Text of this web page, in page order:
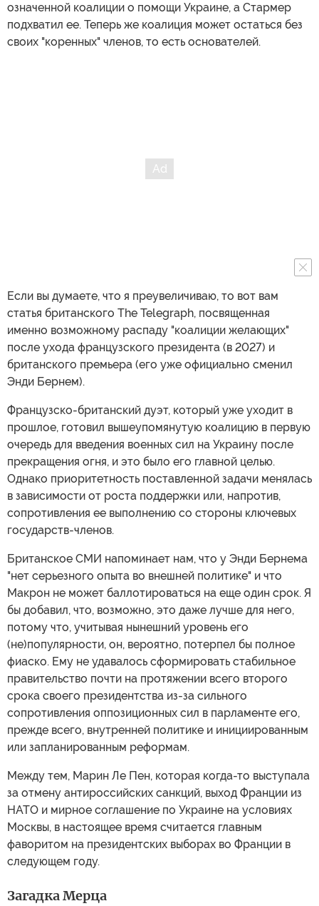
означенной коалиции о помощи Украине, а Стармер
подхватил ее. Теперь же коалиция может остаться без
своих "коренных" членов, то есть основателей.
Если вы думаете, что я преувеличиваю, то вот вам
статья британского The Telegraph, посвященная
именно возможному распаду "коалиции желающих"
после ухода французского президента (в 2027) и
британского премьера (его уже официально сменил
Энди Бернем).
Французско-британский дуэт, который уже уходит в
прошлое, готовил вышеупомянутую коалицию в первую
очередь для введения военных сил на Украину после
прекращения огня, и это было его главной целью.
Однако приоритетность поставленной задачи менялась
в зависимости от роста поддержки или, напротив,
сопротивления ее выполнению со стороны ключевых
государств-членов.
Британское СМИ напоминает нам, что у Энди Бернема
"нет серьезного опыта во внешней политике" и что
Макрон не может баллотироваться на еще один срок. Я
бы добавил, что, возможно, это даже лучше для него,
потому что, учитывая нынешний уровень его
(не)популярности, он, вероятно, потерпел бы полное
фиаско. Ему не удавалось сформировать стабильное
правительство почти на протяжении всего второго
срока своего президентства из-за сильного
сопротивления оппозиционных сил в парламенте его,
прежде всего, внутренней политике и инициированным
или запланированным реформам.
Между тем, Марин Ле Пен, которая когда-то выступала
за отмену антироссийских санкций, выход Франции из
НАТО и мирное соглашение по Украине на условиях
Москвы, в настоящее время считается главным
фаворитом на президентских выборах во Франции в
следующем году.
Загадка Мерца